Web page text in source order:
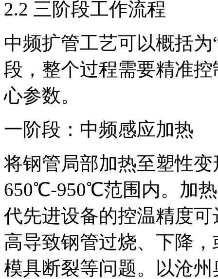
2.2 三阶段工作流程
中频扩管工艺可以概括
段，整个过程需要精准
心参数。
一阶段：中频感应加热
将钢管局部加热至塑性
650℃-950℃范围内。加
代先进设备的控温精度
高导致钢管过烧、下降
模具断裂等问题。以沧